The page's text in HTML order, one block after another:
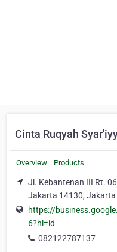
Cinta Ruqyah
Overview Products
Jl. Kebantenan III Rt.
Jakarta 14130,
https://
6?hl=id
082122787137